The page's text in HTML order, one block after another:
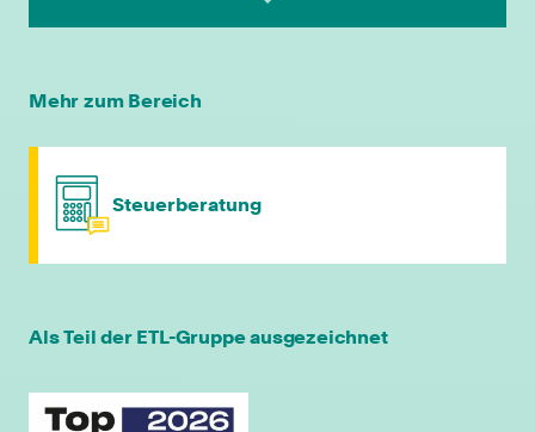
persönliche Mandantenbeziehung
Zusatzleistungen/Mitarbeiterrabatte
Mehr zum Bereich
Steuerberatung
Als Teil der ETL-Gruppe ausgezeichnet